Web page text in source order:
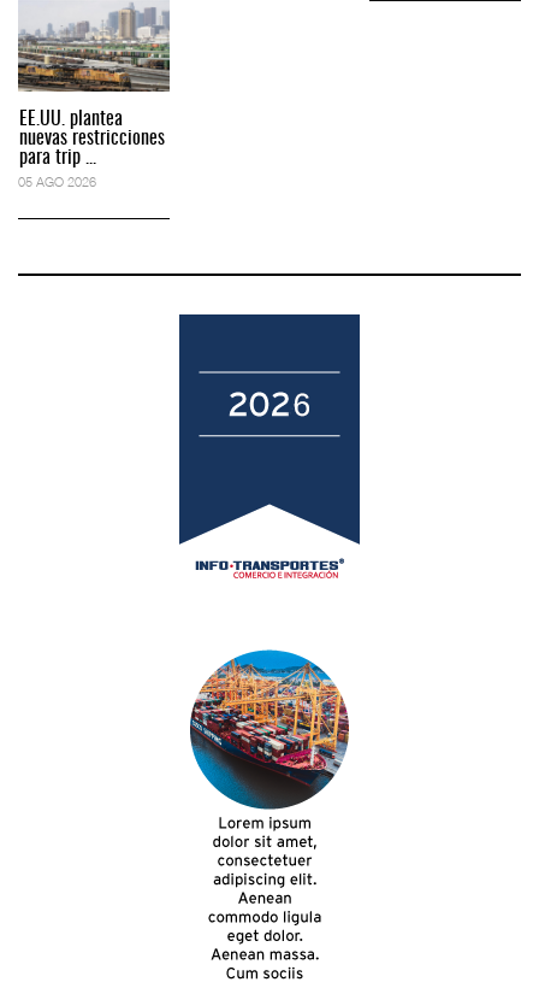
EE.UU. plantea
nuevas restricciones
para trip ...
05 AGO 2026